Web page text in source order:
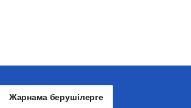
Жарнама берушілерге